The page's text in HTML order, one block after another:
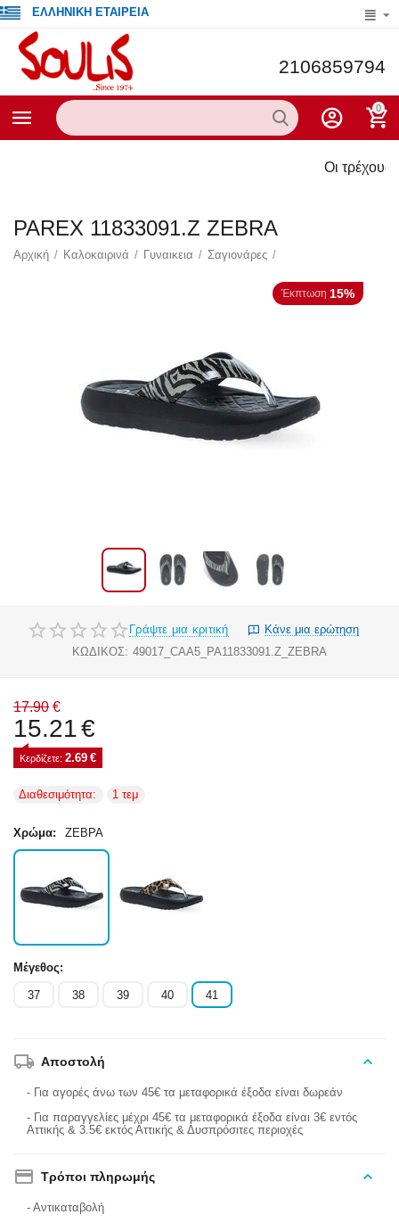
ΕΛΛΗΝΙΚΗ ΕΤΑΙΡΕΙΑ
2106859794
0
Οι τρέχουσες
PAREX 11833091.Z ZEBRA
Αρχική / Καλοκαιρινά / Γυναικεια / Σαγιονάρες /
Έκπτωση 15%
Γράψτε μια κριτική
Κάνε μια ερώτηση
ΚΩΔΙΚΟΣ: 49017_CAA5_PA11833091.Z_ZEBRA
17.90 €
15.21€
Κερδίζετε: 2.69 €
Διαθεσιμότητα: 1 τεμ
Χρώμα: ΖΕΒΡΑ
Μέγεθος:
37 38 39 40 41
Αποστολή
- Για αγορές άνω των 45€ τα μεταφορικά έξοδα είναι δωρεάν
- Για παραγγελίες μέχρι 45€ τα μεταφορικά έξοδα είναι 3€ εντός
Αττικής & 3.5€ εκτός Αττικής & Δυσπρόσιτες περιοχές
Τρόποι πληρωμής
- Αντικαταβολή